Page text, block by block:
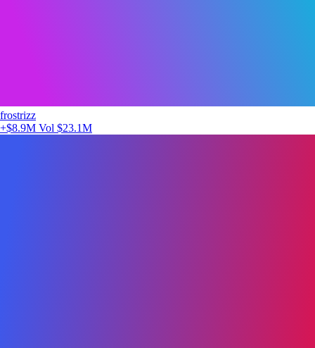
frostrizz
+$8.9M Vol $23.1M